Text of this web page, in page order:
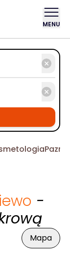
MENU
-
Mapa